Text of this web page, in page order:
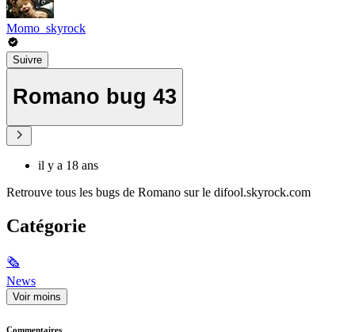
Momo_skyrock
Suivre
Romano bug 43
il y a 18 ans
Retrouve tous les bugs de Romano sur le difool.skyrock.com
Catégorie
🗞
News
Voir moins
Commentaires